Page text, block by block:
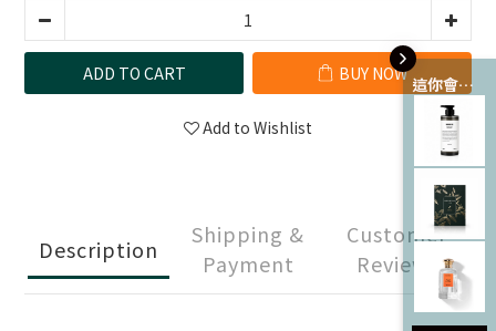
這你會愛 💘
ADD TO CART BUY NOW
Add to Wishlist
Description
Shipping &
Payment
Customer
Reviews